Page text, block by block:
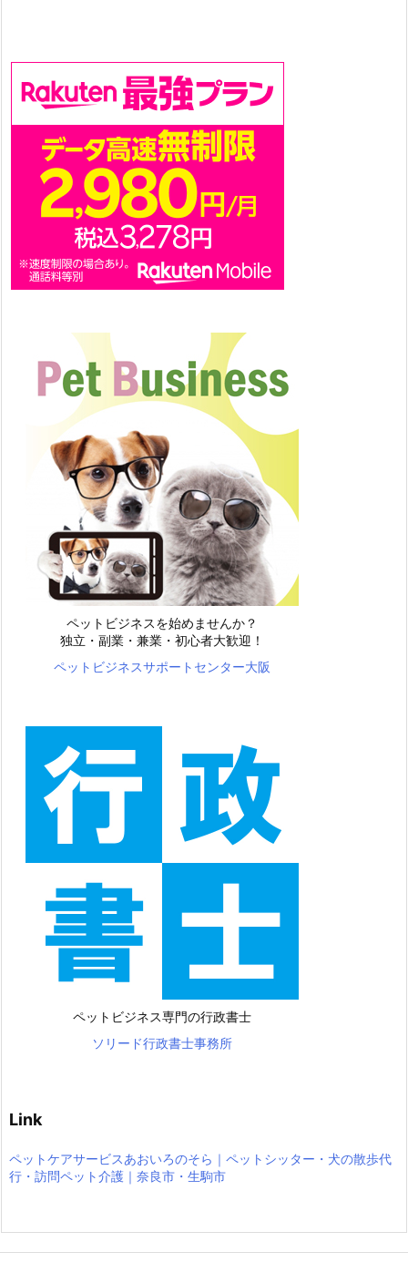
ペットビジネスを始めませんか？
独立・副業・兼業・初心者大歓迎！
ペットビジネスサポートセンター大阪
ペットビジネス専門の行政書士
ソリード行政書士事務所
Link
ペットケアサービスあおいろのそら｜ペットシッター・犬の散歩代
行・訪問ペット介護｜奈良市・生駒市